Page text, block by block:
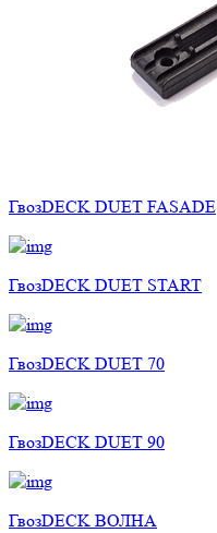
ГвозDECK DUET FASADE
ГвозDECK DUET START
ГвозDECK DUET 70
ГвозDECK DUET 90
ГвозDECK ВОЛНА